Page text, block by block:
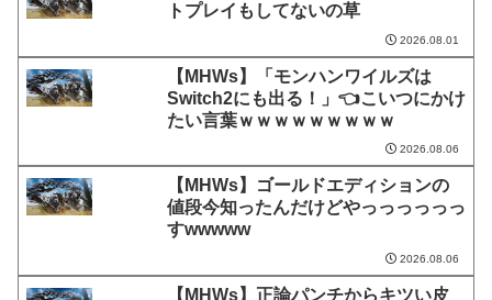
トプレイもしてないの草
2026.08.01
【MHWs】「モンハンワイルズは
Switch2にも出る！」👈こいつにかけ
たい言葉ｗｗｗｗｗｗｗｗｗ
2026.08.06
【MHWs】ゴールドエディションの
値段今知ったんだけどやっっっっっっ
すwwwww
2026.08.06
【MHWs】正論パンチからキツい皮